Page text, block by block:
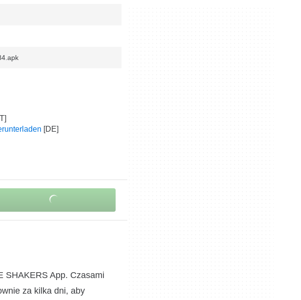
SHAKERS App. Czasami
za kilka dni, aby